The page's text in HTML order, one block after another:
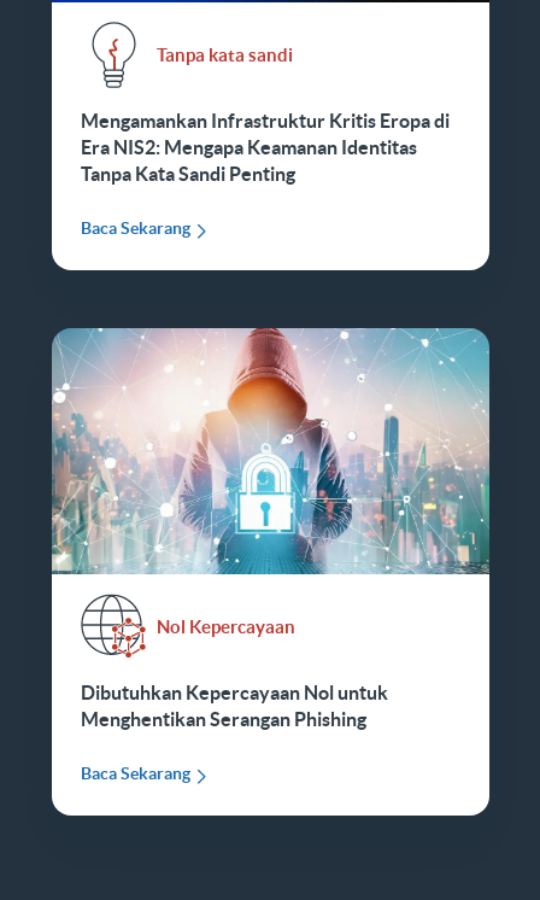
Tanpa kata sandi
Mengamankan Infrastruktur Kritis Eropa di
Era NIS2: Mengapa Keamanan Identitas
Tanpa Kata Sandi Penting
Baca Sekarang
Nol Kepercayaan
Dibutuhkan Kepercayaan Nol untuk
Menghentikan Serangan Phishing
Baca Sekarang